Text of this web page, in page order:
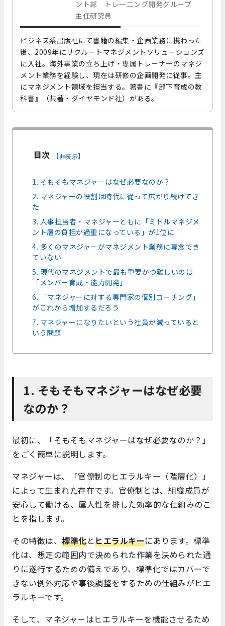
ント部 トレーニング開発グループ
主任研究員
ビジネス系出版社にて書籍の編集・企画業務に携わった
後、2009年にリクルートマネジメントソリューションズ
に入社。海外事業の立ち上げ・専属トレーナーのマネジ
メント業務を経験し、現在は研修の企画開発に従事。主
にマネジメント領域を担当する。著書に『部下育成の教
科書』（共著・ダイヤモンド社）がある。
目次 [非表示]
1. そもそもマネジャーはなぜ必要なのか？
2. マネジャーの役割は時代に従って広がり続けてき
た
3. 人事担当者・マネジャーともに「ミドルマネジメ
ント層の負担が過重になっている」が1位に
4. 多くのマネジャーがマネジメント業務に専念でき
ていない
5. 現代のマネジメントで最も重要かつ難しいのは
「メンバー育成・能力開発」
6. 「マネジャーに対する専門家の個別コーチング」
がこれから増加するだろう
7. マネジャーになりたいという社員が減っていると
いう問題
1. そもそもマネジャーはなぜ必要
なのか？
最初に、「そもそもマネジャーはなぜ必要なのか？」
をごく簡単に説明します。
マネジャーは、「官僚制のヒエラルキー（階層化）」
によって生まれた存在です。官僚制とは、組織成員が
安心して働ける、属人性を排した効率的な仕組みのこ
とを指します。
その特徴は、 標準化とヒエラルキーにあります。標準
化は、想定の範囲内で決められた作業を決められた通
りに遂行するための備えであり、標準化ではカバーで
きない例外対応や事後調整をするための仕組みがヒエ
ラルキーです。
そして、マネジャーはヒエラルキーを機能させるため